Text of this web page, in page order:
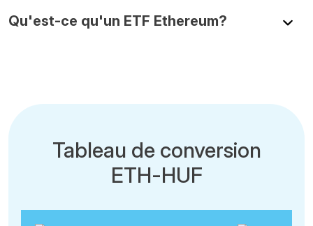
Qu'est-ce qu'un ETF Ethereum?
Tableau de conversion
ETH-HUF